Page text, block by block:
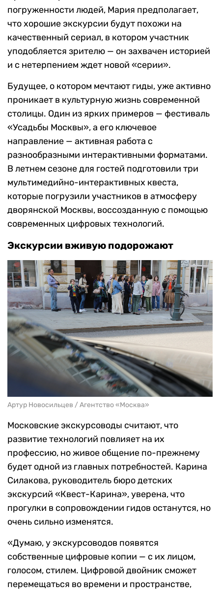
погруженности людей, Мария предполагает,
что хорошие экскурсии будут похожи на
качественный сериал, в котором участник
уподобляется зрителю — он захвачен историей
и с нетерпением ждет новой «серии».
Будущее, о котором мечтают гиды, уже активно
проникает в культурную жизнь современной
столицы. Один из ярких примеров — фестиваль
«Усадьбы Москвы», а его ключевое
направление — активная работа с
разнообразными интерактивными форматами.
В летнем сезоне для гостей подготовили три
мультимедийно-интерактивных квеста,
которые погрузили участников в атмосферу
дворянской Москвы, воссозданную с помощью
современных цифровых технологий.
Экскурсии вживую подорожают
Артур Новосильцев / Агентство «Москва»
Московские экскурсоводы считают, что
развитие технологий повлияет на их
профессию, но живое общение по-прежнему
будет одной из главных потребностей. Карина
Силакова, руководитель бюро детских
экскурсий «Квест-Карина», уверена, что
прогулки в сопровождении гидов останутся, но
очень сильно изменятся.
«Думаю, у экскурсоводов появятся
собственные цифровые копии — с их лицом,
голосом, стилем. Цифровой двойник сможет
перемещаться во времени и пространстве,